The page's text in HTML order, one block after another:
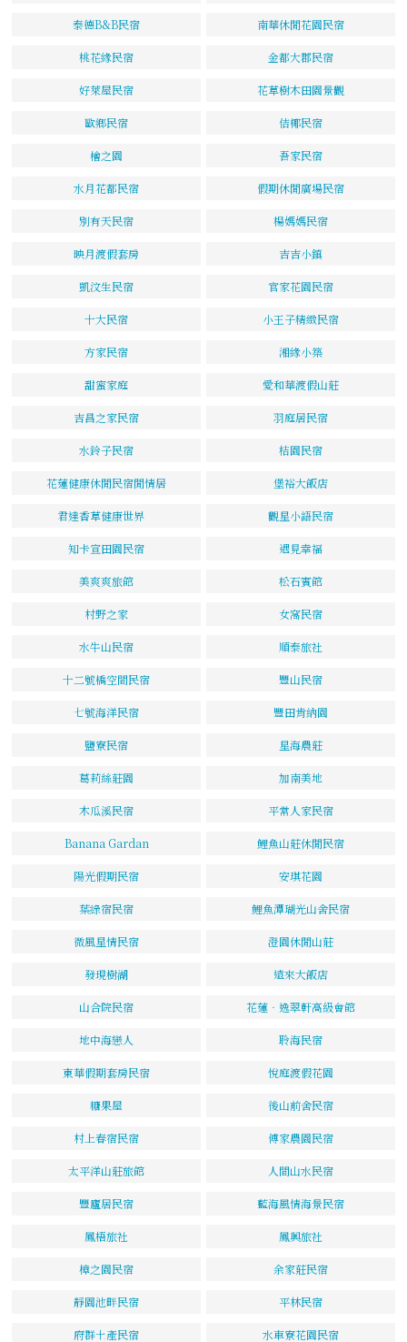
泰德B&B民宿 南華休閒花園民宿
桃花緣民宿 金都大郡民宿
好萊屋民宿 花草樹木田園景觀
歐鄉民宿 佶椰民宿
檜之園 吾家民宿
水月花都民宿 假期休閒廣場民宿
別有天民宿 楊媽媽民宿
映月渡假套房 吉吉小鎮
凱汶生民宿 官家花園民宿
十大民宿 小王子精緻民宿
方家民宿 湘緣小築
甜蜜家庭 愛和華渡假山莊
吉昌之家民宿 羽庭居民宿
水鈴子民宿 桔園民宿
花蓮健康休閒民宿閒情居 堡裕大飯店
君達香草健康世界 觀星小語民宿
知卡宣田園民宿 遇見幸福
美爽爽旅館 松石賓館
村野之家 女窩民宿
水牛山民宿 順泰旅社
十二號橋空間民宿 豐山民宿
七號海洋民宿 豐田肯納園
鹽寮民宿 星海農莊
葛莉絲莊園 加南美地
木瓜溪民宿 平常人家民宿
Banana Gardan 鯉魚山莊休閒民宿
陽光假期民宿 安琪花園
葉綠宿民宿 鯉魚潭瑚光山舍民宿
微風星情民宿 澄園休閒山莊
發現樹湖 遠來大飯店
山合院民宿 花蓮‧逸翠軒高級會館
地中海戀人 聆海民宿
東華假期套房民宿 悅庭渡假花園
糖果屋 後山前舍民宿
村上春宿民宿 傅家農園民宿
太平洋山莊旅館 人間山水民宿
豐廬居民宿 藍海風情海景民宿
鳳梧旅社 鳳興旅社
樟之園民宿 余家莊民宿
靜園池畔民宿 平林民宿
府群土產民宿 水車寮花園民宿